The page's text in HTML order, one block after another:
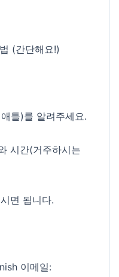
(간단해요!)
틀)를 알려주세요.
시간(거주하시는
면 됩니다.
이메일: